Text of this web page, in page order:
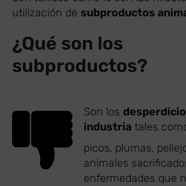
utilización de subproductos
¿Qué son los
subproductos?
Son los
industria tales
picos, plumas,
animales
enfermedades que